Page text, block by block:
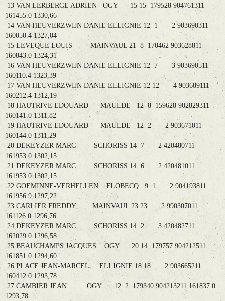
13 VAN LERBERGE ADRIEN OGY 15 15 179528 904761311
161455.0 1330,66
14 VAN HEUVERZWIJN DANIE ELLIGNIE 12 1 2 903690311
160050.4 1327,04
15 LEVEQUE LOUIS MAINVAUL 21 8 170462 903628811
160843.0 1324,31
16 VAN HEUVERZWIJN DANIE ELLIGNIE 12 7 3 903690511
160110.4 1323,39
17 VAN HEUVERZWIJN DANIE ELLIGNIE 12 12 4 903689111
160212.4 1312,19
18 HAUTRIVE EDOUARD MAULDE 12 8 159628 902829311
160141.0 1311,82
19 HAUTRIVE EDOUARD MAULDE 12 2 2 903671011
160144.0 1311,29
20 DEKEYZER MARC SCHORISS 14 7 2 420480711
161953.0 1302,15
21 DEKEYZER MARC SCHORISS 14 6 2 420481011
161953.0 1302,15
22 GOEMINNE-VERHELLEN FLOBECQ 9 1 2 904193811
161956.9 1297,22
23 CARLIER FREDDY MAINVAUL 23 23 2 990307011
161126.0 1296,76
24 DEKEYZER MARC SCHORISS 14 2 3 420482711
162029.0 1296,58
25 BEAUCHAMPS JACQUES OGY 20 14 179757 904212511
161851.0 1294,60
26 PLACE JEAN-MARCEL ELLIGNIE 18 18 2 903665211
160412.0 1293,78
27 CAMBIER JEAN OGY 12 2 179340 904213211 161837.0
1293,78